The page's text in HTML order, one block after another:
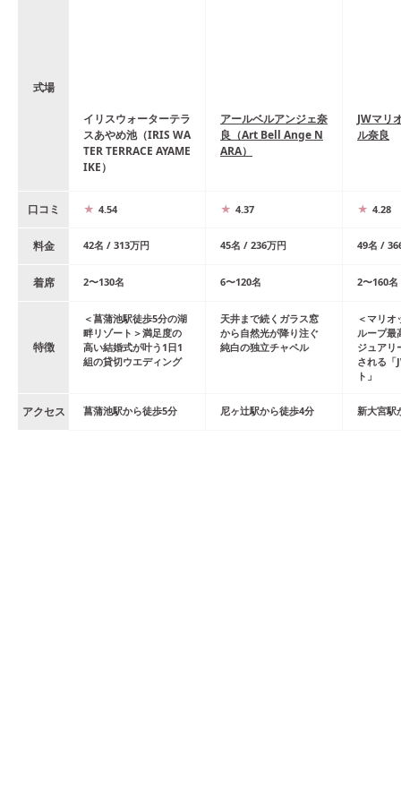
式場
イリスウォーターテラ
スあやめ池（IRIS WA
TER TERRACE AYAME
IKE）
アールベルアンジェ奈
良（Art Bell Ange N
ARA）
JWマリ
ル奈良
口コミ 4.54 4.37 4.28
料金 42名 / 313万円 45名 / 236万円 49名 /
着席 2〜130名 6〜120名 2〜160名
特徴
＜菖蒲池駅徒歩5分の湖
畔リゾート＞満足度の
高い結婚式が叶う1日1
組の貸切ウエディング
天井まで続くガラス窓
から自然光が降り注ぐ
純白の独立チャペル
＜マリオ
ループ最
ジュアリ
される「
ト」
アクセス 菖蒲池駅から徒歩5分 尼ヶ辻駅から徒歩4分 新大宮駅